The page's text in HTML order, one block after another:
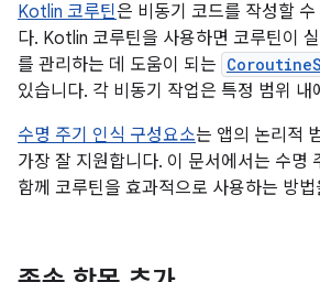
Kotlin 코루틴은 비동기 코드를 작성할
다. Kotlin 코루틴을 사용하면 코루틴이
를 관리하는 데 도움이 되는
있습니다. 각 비동기 작업은 특정 범위 내
수명 주기 인식 구성요소는 앱의 논리적
가장 잘 지원합니다. 이 문서에서는 수명
함께 코루틴을 효과적으로 사용하는 방